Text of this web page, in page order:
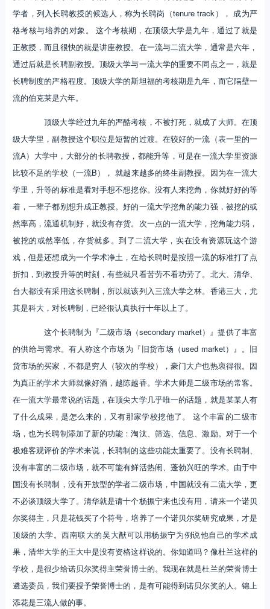
学者，列入长聘教授的候选人，称为长聘岗（tenure track）， 成为严
格考核与培养的对象。 这个考核期，在顶级大学是九年，通过了就是
正教授，而且很快的就是讲座教授。在一流与二流大学，通常是六年，
通过后就是长聘副教授。顶级大学与一流大学的重要不同点之一，就是
长聘制度的严格程度。顶级大学的斯坦福的考核期是九年，而它隔壁一
流的伯克莱是六年。
顶级大学经过九年的严酷考核，不被打死，就成了大师。在顶
级大学里，副教授这个职位是短暂的过渡。在较好的一流（表一里的一
流A）大学中，大部分的长聘教授，都能升等，可是在一流大学里资源
比较不足的学校（一流B）， 就越来越多的终生副教授。因为在一流大
学里，升等的标准是看对手想不想挖你。没有人来挖角，你就好好的等
着，一辈子都别想升成正教授。好的一流大学挖角的能力强，被挖的或
然率高，流通机制好，就没有存货。次一点的一流大学，挖角能力弱，
被挖的或然率低，存货就多。到了二流大学，实在没有资源玩这个游
戏，但是还想成为一个学术净土，在给长聘时是按照一流的标准打了点
折扣，到教授升等的时刻，有些就只看苦劳不看功劳了。北大、清华、
台大都没有采用这长聘制，所以就该列入三流大学之林。香港三大，尤
其是科大，对长聘制，已经很认真执行十年以上了。
这个长聘制为『二级市场（secondary market）』提供了丰富
的供给与需求。有人称这个市场为『旧货市场（used market）』。旧
货市场的买家，不都是穷人（较次的学校），豪门大户也热衷得很。因
为真正的学术大师就像好酒，越陈越香。学术大师是二级市场的常客。
在一流大学最常说的话题，在顶尖大学几乎唯一的话题，就是某某人有
了什么成果，是怎么来的，又有那家学校挖他了。 这个丰富的二级市
场，也为长聘制添加了新的功能：淘汰、筛选、信息、激励。对于一个
极难客观评价的学术来说，长聘制的这些功能太重要了。没有长聘制、
没有丰富的二级市场，就不可能有鲜活热闹、蓬勃兴旺的学术。由于中
国没有长聘制，没有开放型的学者二级市场，中国就没有二流大学，更
不必谈顶级大学了。清华就是请十个杨振宁来也没有用，请来一个诺贝
尔奖得主，只是花钱买了个符号，培养了一个诺贝尔奖研究成果，才是
顶级的大学。西南联大的吴大猷可以用杨振宁为例说他自己的学术成
果，清华大学的王大中是没有资格这样说的。你知道吗？像杜兰这样的
学校，是很少给诺贝尔奖得主荣誉博士的。我现在就是杜兰的荣誉博士
遴选委员，我们要授予荣誉博士的，是有可能得到诺贝尔奖的人。锦上
添花是三流人做的事。